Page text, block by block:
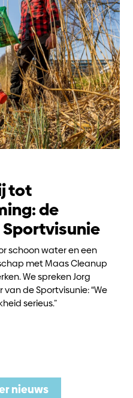
tot
de
schoon water en een
met Maas Cleanup
We spreken Jorg
de Sportvisunie: “We
serieus.”
nieuws